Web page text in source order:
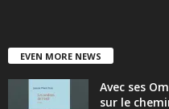
EVEN MORE NEWS
Avec ses
sur le